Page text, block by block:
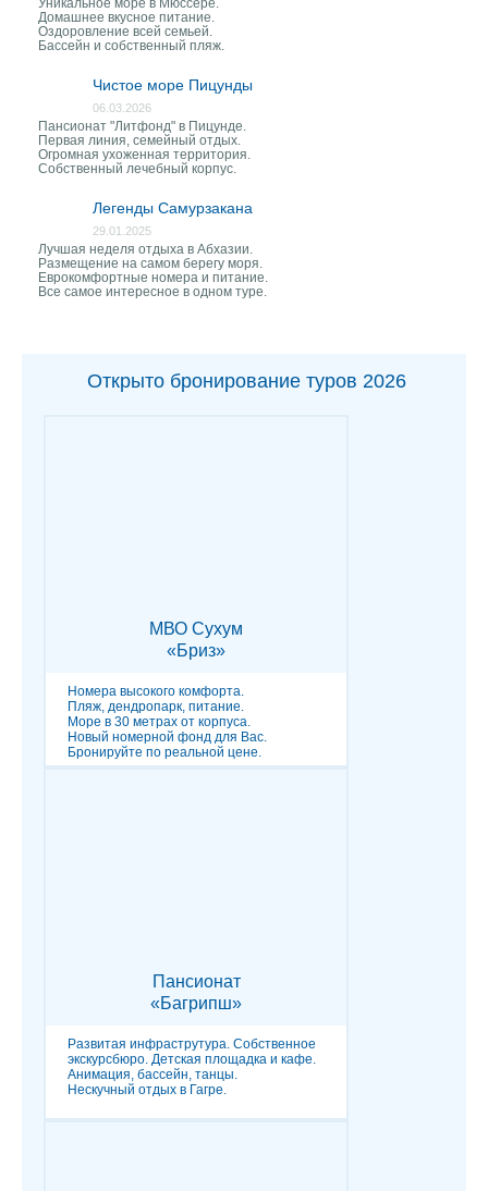
Домашнее вкусное питание.
Оздоровление всей семьей.
Бассейн и собственный пляж.
Чистое море Пицунды
06.03.2026
Пансионат "Литфонд" в Пицунде.
Первая линия, семейный отдых.
Огромная ухоженная территория.
Собственный лечебный корпус.
Легенды Самурзакана
29.01.2025
Лучшая неделя отдыха в Абхазии.
Размещение на самом берегу моря.
Еврокомфортные номера и питание.
Все самое интересное в одном туре.
Открыто бронирование туров 2026
МВО Сухум
«Бриз»
Номера высокого комфорта.
Пляж, дендропарк, питание.
Море в 30 метрах от корпуса.
Новый номерной фонд для Вас.
Бронируйте по реальной цене.
Пансионат
«Багрипш»
Развитая инфраструтура. Собственное
экскурсбюро. Детская площадка и кафе.
Анимация, бассейн, танцы.
Нескучный отдых в Гагре.